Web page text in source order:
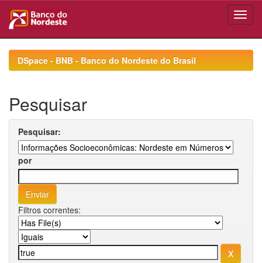
navigationDSpace - BNB - Banco do Nordeste do Brasil
Pesquisar
Pesquisar:
por
Filtros correntes: